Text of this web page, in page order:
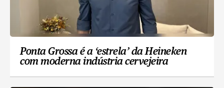
Ponta Grossa é a ‘estrela’ da Heineken
com moderna indústria cervejeira